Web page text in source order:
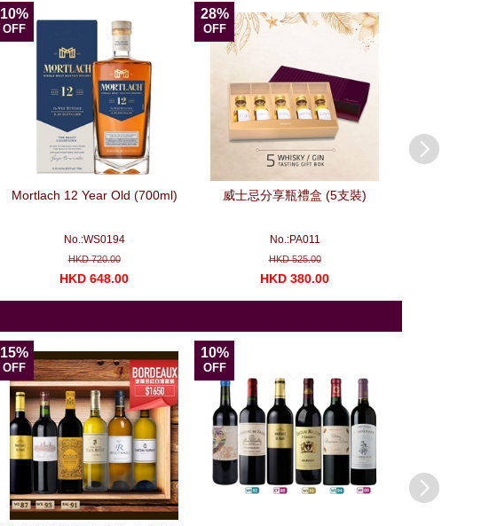
10%
OFF
Mortlach 12 Year Old (700ml)
No.:WS0194
HKD 720.00
HKD 648.00
28%
OFF
威士忌分享瓶禮盒 (5支裝)
No.:PA011
HKD 525.00
HKD 380.00
15%
OFF
10%
OFF